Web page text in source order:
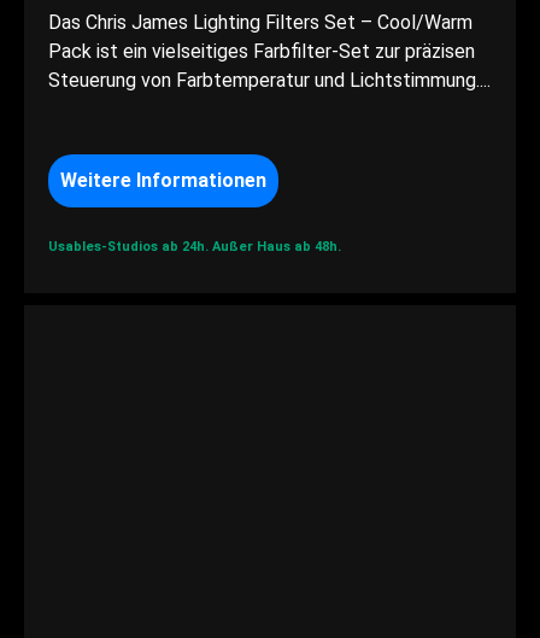
Das Chris James Lighting Filters Set – Cool/Warm
Pack ist ein vielseitiges Farbfilter-Set zur präzisen
Steuerung von Farbtemperatur und Lichtstimmung....
Weitere Informationen
Usables-Studios ab 24h. Außer Haus ab 48h.